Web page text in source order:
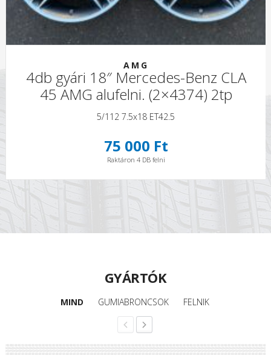
AMG
4db gyári 18″ Mercedes-Benz CLA
45 AMG alufelni. (2×4374) 2tp
5/112 7.5x18 ET42.5
75 000 Ft
Raktáron 4 DB felni
GYÁRTÓK
MIND GUMIABRONCSOK FELNIK